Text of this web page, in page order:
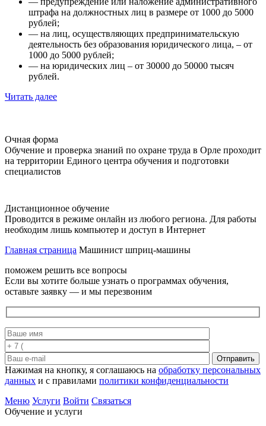
штрафа на должностных лиц в размере от 1000 до 5000
рублей;
— на лиц, осуществляющих предпринимательскую
деятельность без образования юридического лица, – от
1000 до 5000 рублей;
— на юридических лиц – от 30000 до 50000 тысяч
рублей.
Читать далее
Очная форма
Обучение и проверка знаний по охране труда в Орле проходит
на территории Единого центра обучения и подготовки
специалистов
Дистанционное обучение
Проводится в режиме онлайн из любого региона. Для работы
необходим лишь компьютер и доступ в Интернет
Главная страница Машинист шприц-машины
поможем решить все вопросы
Если вы хотите больше узнать о программах обучения,
оставьте заявку — и мы перезвоним
Отправить
Нажимая на кнопку, я соглашаюсь на обработку персональных
данных и с правилами политики конфиденциальности
Меню Услуги Войти Связаться
Обучение и услуги